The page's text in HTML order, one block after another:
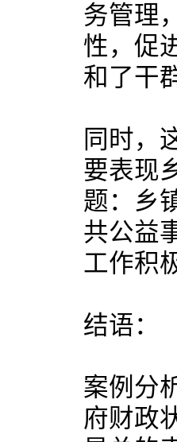
务管理
性，促
和了干
同时，
要表现
题：乡
共公益
工作积
结语：
案例分
府财政